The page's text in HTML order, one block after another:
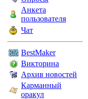
Анкета
пользователя
Чат
BestMaker
Викторина
Архив новостей
Карманный
оракул